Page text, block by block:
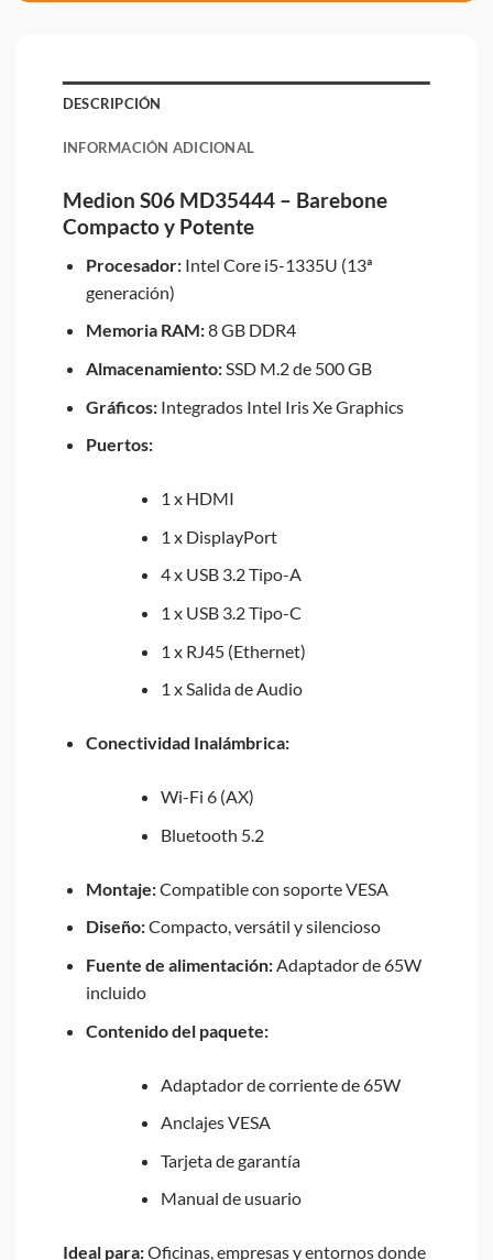
DESCRIPCIÓN
INFORMACIÓN ADICIONAL
Medion S06 MD35444 – Barebone
Compacto y Potente
Procesador:Intel Core i5-1335U (13ª
generación)
Memoria RAM:8 GB DDR4
Almacenamiento:SSD M.2 de 500 GB
Gráficos:Integrados Intel Iris Xe Graphics
Puertos:
1 x HDMI
1 x DisplayPort
4 x USB 3.2 Tipo-A
1 x USB 3.2 Tipo-C
1 x RJ45 (Ethernet)
1 x Salida de Audio
Conectividad Inalámbrica:
Wi-Fi 6 (AX)
Bluetooth 5.2
Montaje:Compatible con soporte VESA
Diseño:Compacto, versátil y silencioso
Fuente de alimentación:Adaptador de 65W
incluido
Contenido del paquete:
Adaptador de corriente de 65W
Anclajes VESA
Tarjeta de garantía
Manual de usuario
Ideal para:Oficinas, empresas y entornos donde